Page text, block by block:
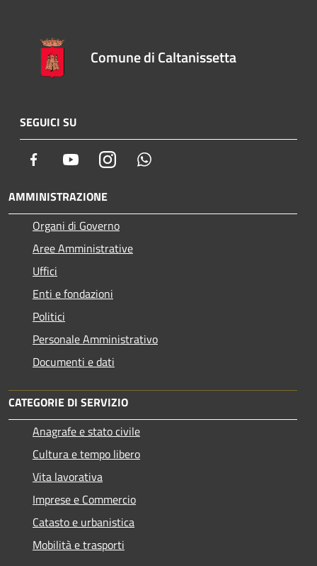
Comune di Caltanissetta
SEGUICI SU
Facebook YoutubeInstagram
AMMINISTRAZIONE
Organi di Governo
Aree Amministrative
Uffici
Enti e fondazioni
Politici
Personale Amministrativo
Documenti e dati
CATEGORIE DI SERVIZIO
Anagrafe e stato civile
Cultura e tempo libero
Vita lavorativa
Imprese e Commercio
Catasto e urbanistica
Mobilità e trasporti